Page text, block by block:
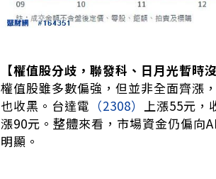
【權值股分歧，聯發科、日月光暫時沒
權值股雖多數偏強，但並非全面齊漲
也收黑。台達電 （2308） 上漲55元，
漲90元。整體來看，市場資金仍偏向
明顯。